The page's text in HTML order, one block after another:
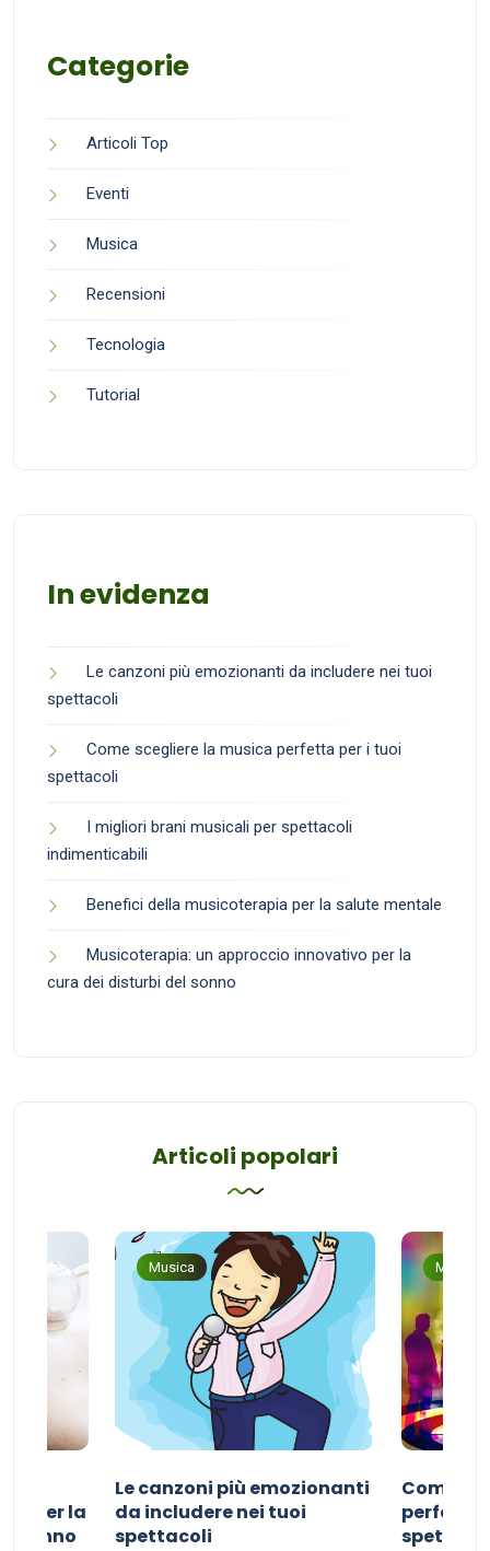
Categorie
Articoli Top
Eventi
Musica
Recensioni
Tecnologia
Tutorial
In evidenza
Le canzoni più emozionanti da includere nei tuoi
spettacoli
Come scegliere la musica perfetta per i tuoi
spettacoli
I migliori brani musicali per spettacoli
indimenticabili
Benefici della musicoterapia per la salute mentale
Musicoterapia: un approccio innovativo per la
cura dei disturbi del sonno
Articoli popolari
per la
sonno
Musica
Le canzoni più emozionanti
da includere nei tuoi
spettacoli
Musica
Come
perfetta